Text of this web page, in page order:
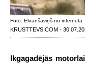
Foto: Ekrānšāviņš no interneta
KRUSTTEVS.COM ·
Ikgagadējās